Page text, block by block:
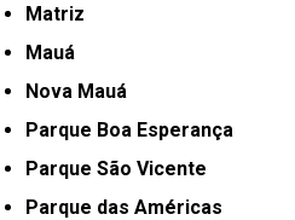
Matriz
Mauá
Nova Mauá
Parque Boa Esperança
Parque São Vicente
Parque das Américas